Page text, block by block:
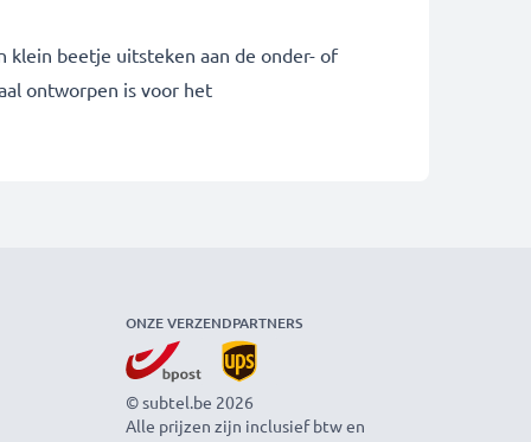
klein beetje uitsteken aan de onder- of
ontworpen is voor het
ONZE VERZENDPARTNERS
© subtel.be 2026
Alle prijzen zijn inclusief btw en